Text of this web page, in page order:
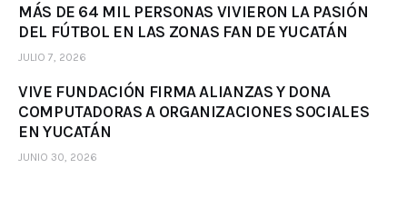
MÁS DE 64 MIL PERSONAS VIVIERON LA PASIÓN
DEL FÚTBOL EN LAS ZONAS FAN DE YUCATÁN
JULIO 7, 2026
VIVE FUNDACIÓN FIRMA ALIANZAS Y DONA
COMPUTADORAS A ORGANIZACIONES SOCIALES
EN YUCATÁN
JUNIO 30, 2026